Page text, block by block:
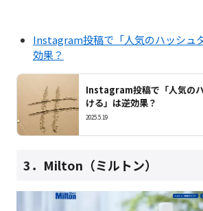
Instagram投稿で「人気のハッシュ
効果？
Instagram投稿で「人気の
ける」は逆効果？
2025.5.19
3．Milton（ミルトン）